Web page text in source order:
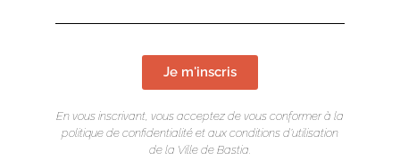
Je m'inscris
En vous inscrivant, vous acceptez de vous conformer à la
politique de confidentialité et aux conditions d’utilisation
de la Ville de Bastia.